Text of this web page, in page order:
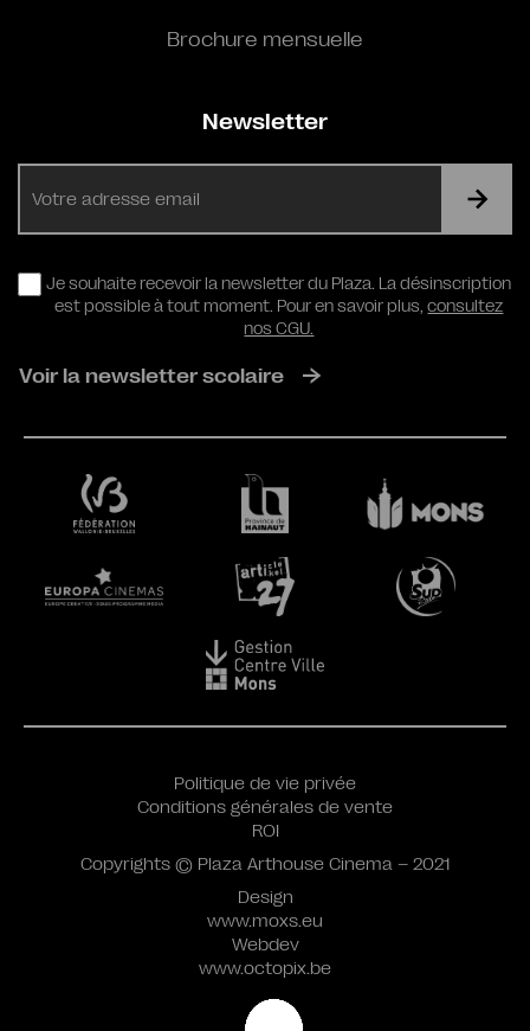
Brochure mensuelle
Newsletter
RGPD
Je souhaite recevoir la newsletter du Plaza. La désinscription
est possible à tout moment. Pour en savoir plus,consultez
nos CGU.
Voir la newsletter scolaire
Design
www.moxs.eu
Webdev
www.octopix.be
Politique de vie privée
Conditions générales de vente
ROI
Copyrights © Plaza Arthouse Cinema – 2021